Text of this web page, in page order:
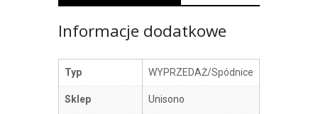
Informacje dodatkowe
Typ WYPRZEDAŻ/Spódnice
Sklep Unisono